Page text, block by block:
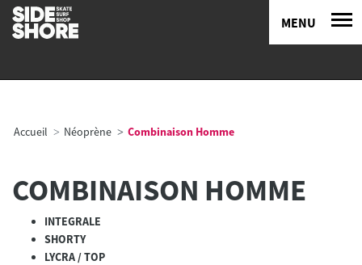
MENU
Accueil Néoprène Combinaison Homme
COMBINAISON HOMME
INTEGRALE
SHORTY
LYCRA / TOP